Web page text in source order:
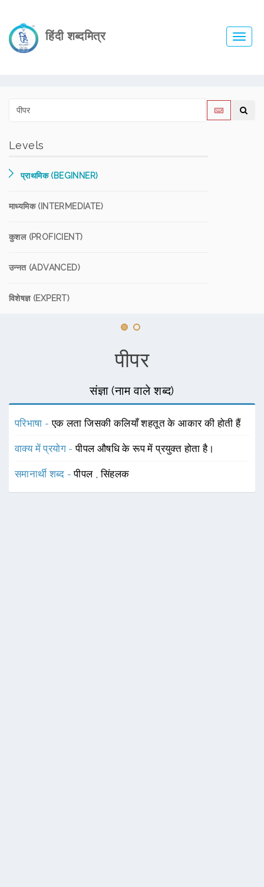
हिंदी शब्दमित्र
Levels
प्राथमिक (BEGINNER)
माध्यमिक (INTERMEDIATE)
कुशल (PROFICIENT)
उन्नत (ADVANCED)
विशेषज्ञ (EXPERT)
पीपर
संज्ञा (नाम वाले शब्द)
परिभाषा -एक लता जिसकी कलियाँ शहतूत के आकार की होती हैं
वाक्य में प्रयोग -पीपल औषधि के रूप में प्रयुक्त होता है।
समानार्थी शब्द -पीपल ,सिंहलक